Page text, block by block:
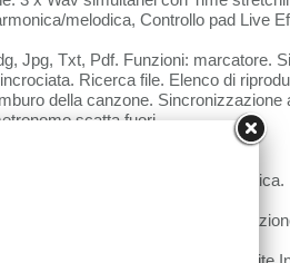
melodica, Controllo pad Live
Jpg, Txt, Pdf. Funzioni: marcatore.
Ricerca file. Elenco di
della canzone. Sincronizzazione
scatta fuori.
Fx Pad, Backspin, Brake.
Visualizzazione automatica.
Controlli, Video, Reg.
HD_SATA 2.3_2'5 rimovibile.